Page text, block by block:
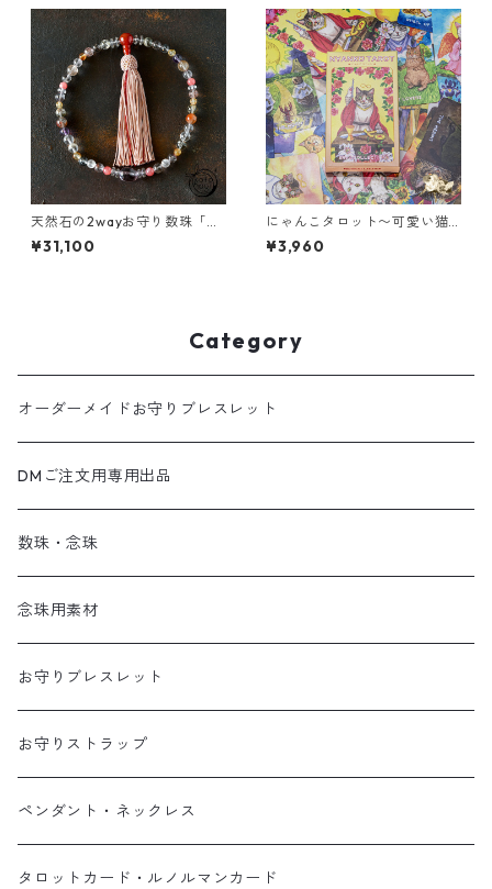
天珠
天然石の2wayお守り数珠「ふ
たえ-紡-」スーパーセブン イ
ンカローズ クンツァイト 略式
¥31,100
にゃんこタロット〜可愛い猫
のイラストが描かれたタロッ
トカード【大アルカナ22枚】
¥3,960
Category
オーダーメイドお守りブレスレット
DMご注文用専用出品
数珠・念珠
念珠用素材
お守りブレスレット
お守りストラップ
ペンダント・ネックレス
タロットカード・ルノルマンカード